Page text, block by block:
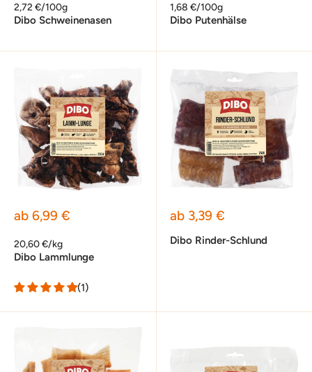
2,72 €/100g
Dibo Schweinenasen
1,68 €/100g
Dibo Putenhälse
Sonderpreis
ab 6,99 €
20,60 €/kg
Dibo Lammlunge
(1)
Sonderpreis
ab 3,39 €
Dibo Rinder-Schlund